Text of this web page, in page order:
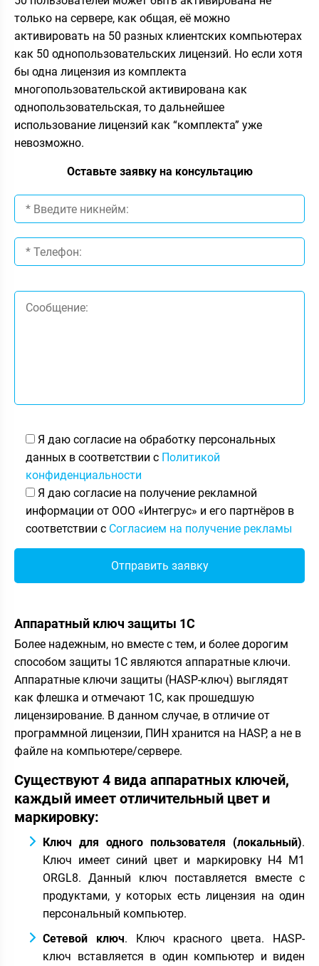
только на сервере, как общая, её можно
активировать на 50 разных клиентских компьютерах
как 50 однопользовательских лицензий. Но если хотя
бы одна лицензия из комплекта
многопользовательской активирована как
однопользовательская, то дальнейшее
использование лицензий как “комплекта” уже
невозможно.
Оставьте заявку на консультацию
Я даю согласие на обработку персональных
данных в соответствии с Политикой
конфиденциальности
Я даю согласие на получение рекламной
информации от ООО «Интегрус» и его партнёров в
соответствии с Согласием на получение рекламы
Аппаратный ключ защиты 1С
Более надежным, но вместе с тем, и более дорогим
способом защиты 1С являются аппаратные ключи.
Аппаратные ключи защиты (HASP-ключ) выглядят
как флешка и отмечают 1С, как прошедшую
лицензирование. В данном случае, в отличие от
программной лицензии, ПИН хранится на HASP, а не в
файле на компьютере/сервере.
Существуют 4 вида аппаратных ключей,
каждый имеет отличительный цвет и
маркировку:
Ключ для одного пользователя (локальный).
Ключ имеет синий цвет и маркировку H4 M1
ORGL8. Данный ключ поставляется вместе с
продуктами, у которых есть лицензия на один
персональный компьютер.
Сетевой ключ. Ключ красного цвета. HASP-
ключ вставляется в один компьютер и виден